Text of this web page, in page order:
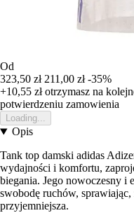
Od
323,50 zł 211,00 zł -35%
+10,55 złotrzymasz na
potwierdzeniu zamowienia
Loading...
Opis
Tank top damski adidas
wydajności i komfortu,
biegania. Jego nowoczesny i
swobodę ruchów,
przyjemniejsza.